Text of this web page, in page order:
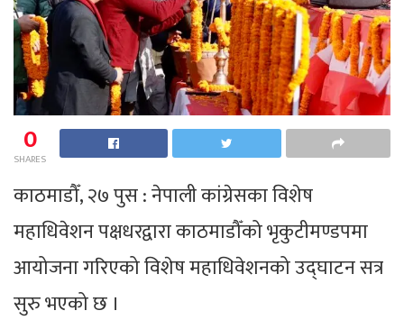
0
SHARES
काठमाडौँ, २७ पुस : नेपाली कांग्रेसका विशेष
महाधिवेशन पक्षधरद्वारा काठमाडौँको भृकुटीमण्डपमा
आयोजना गरिएको विशेष महाधिवेशनको उद्घाटन सत्र
सुरु भएको छ ।